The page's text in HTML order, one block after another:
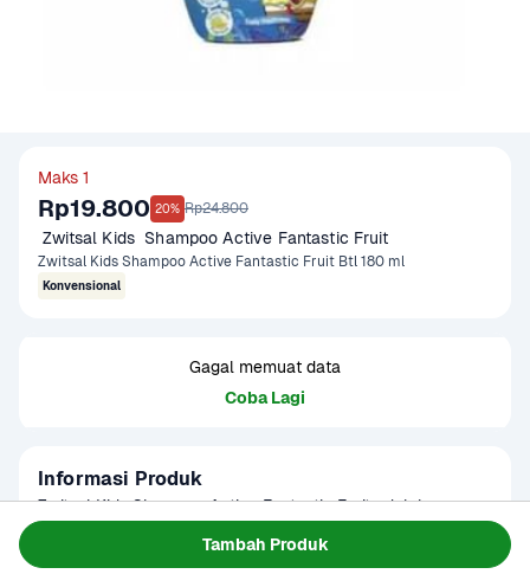
Tambah Produk
Maks 1
Rp19.800 20% Rp24.800
Zwitsal Kids  Shampoo Active Fantastic Fruit
Zwitsal Kids Shampoo Active Fantastic Fruit Btl 180 ml
Konvensional
Gagal memuat data
Coba Lagi
Informasi Produk
Zwitsal Kids Shampoo Active Fantastic Fruit adalah sampo
menyenangkan, membuat waktu mandi lebih ceria.